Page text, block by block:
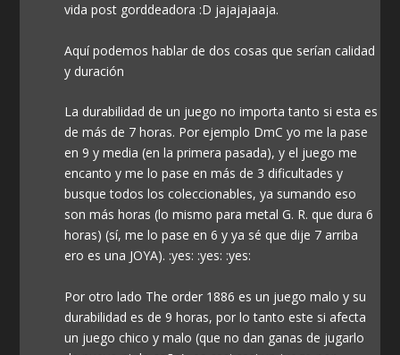
vida post gorddeadora :D jajajajaaja.
Aquí podemos hablar de dos cosas que serían calidad
y duración
La durabilidad de un juego no importa tanto si esta es
de más de 7 horas. Por ejemplo DmC yo me la pase
en 9 y media (en la primera pasada), y el juego me
encanto y me lo pase en más de 3 dificultades y
busque todos los coleccionables, ya sumando eso
son más horas (lo mismo para metal G. R. que dura 6
horas) (sí, me lo pase en 6 y ya sé que dije 7 arriba
ero es una JOYA). :yes: :yes: :yes:
Por otro lado The order 1886 es un juego malo y su
durabilidad es de 9 horas, por lo tanto este si afecta
un juego chico y malo (que no dan ganas de jugarlo